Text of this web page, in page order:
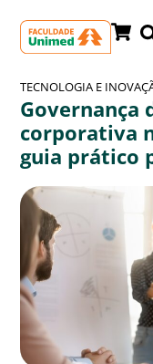
TECNOLOGIA E
Governança
corporativa
guia prático